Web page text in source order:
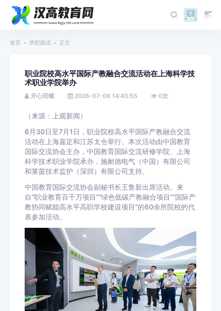
首页 求职面试 正文
职业院校高水平国际产教融合交流活动在上海科学技
术职业学院举办
开心田螺 2026-07-06 14:40:55 0次
（来源：上观新闻）
6月30日至7月1日，职业院校高水平国际产教融合交流
活动在上海嘉定和江苏太仓举行。本次活动由中国教育
国际交流协会主办，中国教育国际交流研修学院、上海
科学技术职业学院承办，施耐德电气（中国）有限公司
和莱茵技术监护（深圳）有限公司支持。
中国教育国际交流协会副秘书长王鲁新出席活动。来
自“职业教育百千万项目”“绿色低碳产教融合项目”“国际产
教协同赋能高水平高职学校建设项目”的60余所院校的代
表参加活动。